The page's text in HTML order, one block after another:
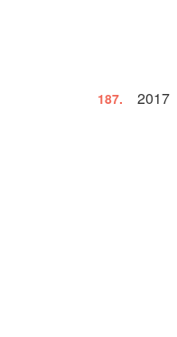
187. 2017